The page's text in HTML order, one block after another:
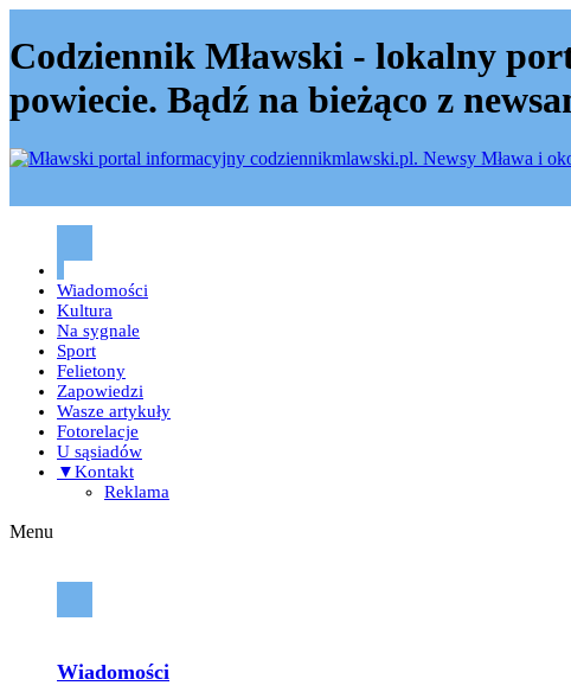
Codziennik Mławski - lokalny
powiecie. Bądź na bieżąco z
Codziennik mławski – Mława
Wiadomości
Kultura
Na sygnale
Sport
Felietony
Zapowiedzi
Wasze artykuły
Fotorelacje
U sąsiadów
▼Kontakt
Reklama
Menu
Wiadomości